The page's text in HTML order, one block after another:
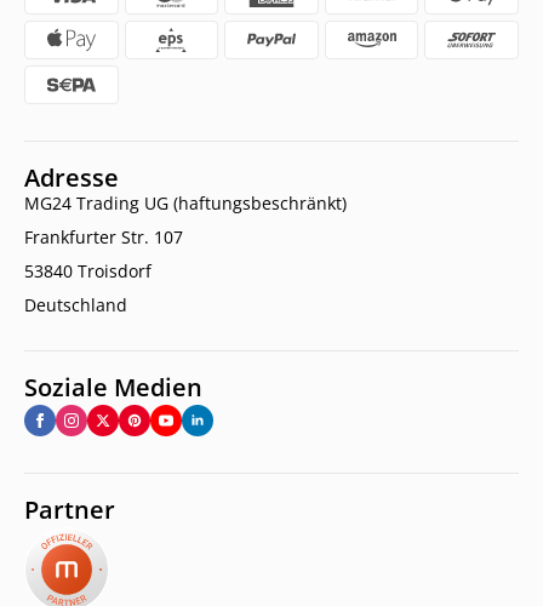
Adresse
MG24 Trading UG (haftungsbeschränkt)
Frankfurter Str. 107
53840 Troisdorf
Deutschland
Soziale Medien
Partner